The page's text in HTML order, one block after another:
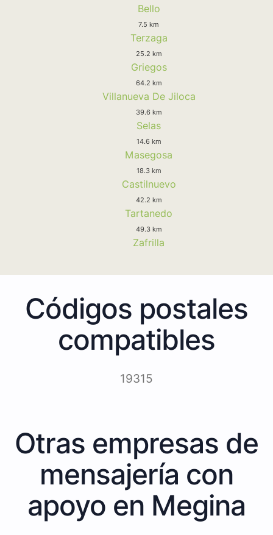
Bello
7.5 km
Terzaga
25.2 km
Griegos
64.2 km
Villanueva De Jiloca
39.6 km
Selas
14.6 km
Masegosa
18.3 km
Castilnuevo
42.2 km
Tartanedo
49.3 km
Zafrilla
Códigos postales
compatibles
19315
Otras empresas de
mensajería con
apoyo en Megina